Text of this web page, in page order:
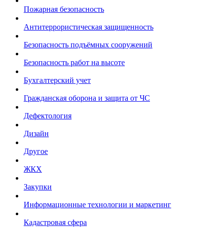
Пожарная безопасность
Антитеррористическая защищенность
Безопасность подъёмных сооружений
Безопасность работ на высоте
Бухгалтерский учет
Гражданская оборона и защита от ЧС
Дефектология
Дизайн
Другое
ЖКХ
Закупки
Информационные технологии и маркетинг
Кадастровая сфера